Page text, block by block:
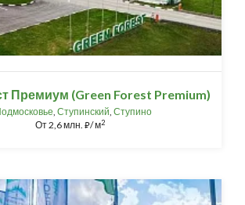
Премиум (Green Forest Premium)
, Ступинский, Ступино
От2,6 млн. ⃏/ м2